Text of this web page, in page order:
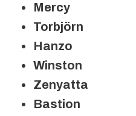
Mercy
Torbjörn
Hanzo
Winston
Zenyatta
Bastion